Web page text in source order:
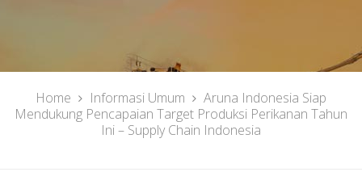
Home Informasi Umum
Aruna Indonesia Siap
Mendukung Pencapaian Target Produksi Perikanan Tahun
Ini – Supply Chain Indonesia